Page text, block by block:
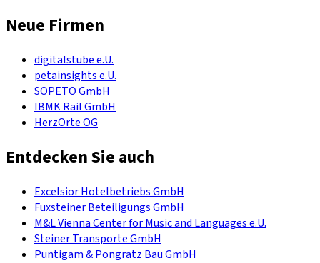
Neue Firmen
digitalstube e.U.
petainsights e.U.
SOPETO GmbH
IBMK Rail GmbH
HerzOrte OG
Entdecken Sie auch
Excelsior Hotelbetriebs GmbH
Fuxsteiner Beteiligungs GmbH
M&L Vienna Center for Music and Languages e.U.
Steiner Transporte GmbH
Puntigam & Pongratz Bau GmbH